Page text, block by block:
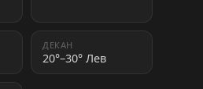
ДЕКАН
20°–30° Лев